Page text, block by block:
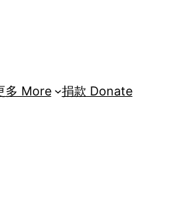
多 More 捐款 Donate